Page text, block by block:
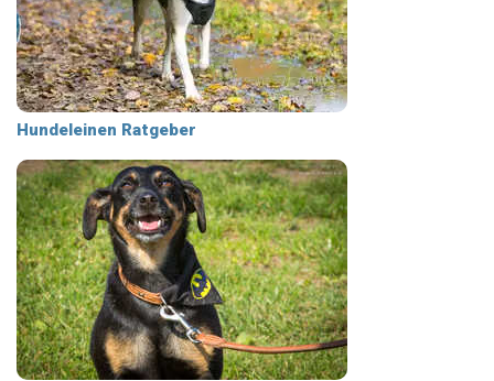
Hundeleinen Ratgeber